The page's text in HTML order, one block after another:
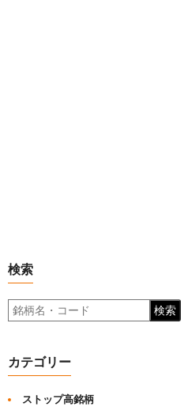
検索
検索
カテゴリー
ストップ高銘柄